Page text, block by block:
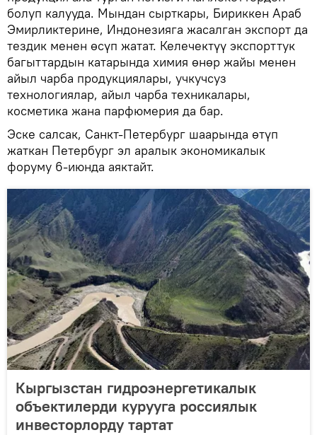
болуп калууда. Мындан сырткары, Бириккен Араб
Эмирликтерине, Индонезияга жасалган экспорт да
тездик менен өсүп жатат. Келечектүү экспорттук
багыттардын катарында химия өнөр жайы менен
айыл чарба продукциялары, учкучсуз
технологиялар, айыл чарба техникалары,
косметика жана парфюмерия да бар.
Эске салсак, Санкт-Петербург шаарында өтүп
жаткан Петербург эл аралык экономикалык
форуму 6-июнда аяктайт.
Кыргызстан гидроэнергетикалык
объектилерди курууга россиялык
инвесторлорду тартат